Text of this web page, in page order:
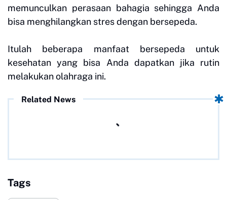
memunculkan perasaan bahagia sehingga Anda
bisa menghilangkan stres dengan bersepeda.
Itulah beberapa manfaat bersepeda untuk
kesehatan yang bisa Anda dapatkan jika rutin
melakukan olahraga ini.
Related News
Tags